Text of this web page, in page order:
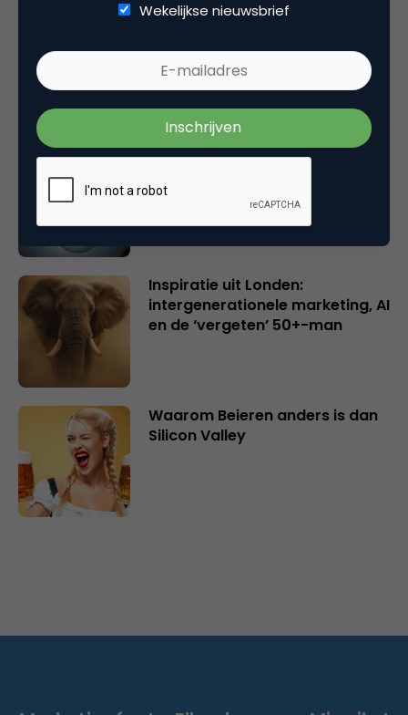
Rebel with or without a cause?
en merkeigenaren
Creatieve sector als aanjager
verbinder van industrieën
belangrijker en urgenter dan
Inspiratie uit Londen:
intergenerationele marketing, AI
en de ‘vergeten’ 50+-man
Waarom Beieren anders is dan
Silicon Valley
Wekelijkse nieuwsbrief